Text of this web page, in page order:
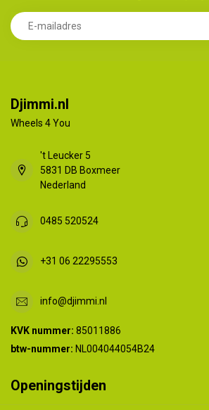
Djimmi.nl
Wheels 4 You
't Leucker 5
5831 DB Boxmeer
Nederland
0485 520524
+31 06 22295553
info@djimmi.nl
KVK nummer: 85011886
btw-nummer: NL004044054B24
Openingstijden